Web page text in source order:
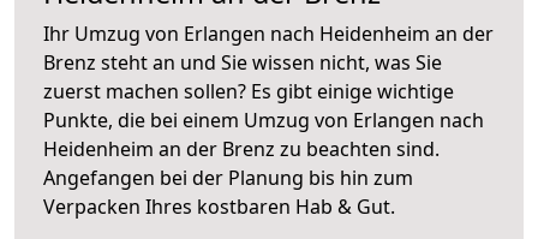
Ihr Umzug von Erlangen nach Heidenheim an der
Brenz steht an und Sie wissen nicht, was Sie
zuerst machen sollen? Es gibt einige wichtige
Punkte, die bei einem Umzug von Erlangen nach
Heidenheim an der Brenz zu beachten sind.
Angefangen bei der Planung bis hin zum
Verpacken Ihres kostbaren Hab & Gut.